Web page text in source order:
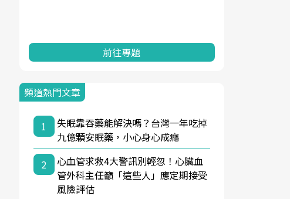
前往專題
頻道熱門文章
1
失眠靠吞藥能解決嗎？台灣一年吃掉
九億顆安眠藥，小心身心成癮
2
心血管求救4大警訊別輕忽！心臟血
管外科主任籲「這些人」應定期接受
風險評估